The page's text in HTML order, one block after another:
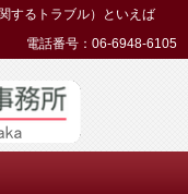
するトラブル）といえば
電話番号：06-6948-6105